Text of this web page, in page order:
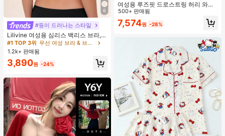
6
#등이 드러나는 스타일
Lilivine 여성용 심리스 백리스 브라,
백리스 디자인의 섹시한 여름 브라, 브
라이덜 브라, 조절 가능한 숄더 스트랩
3개 포함, 편안하고 통기성이 좋으며
결혼식, 공식적인 행사에 적합하며 캐
미솔과 함께 착용할 수 있습니다.
#1 TOP 3위
무선 여성 브라 & 브랄렛
1.2k+ 판매됨
3,890원 -24%
여성용 루즈핏 드로스트링 허리 와이
드 레그 팬츠, 가벼운 통기성 캐주얼
바지, 밀리터리 그린, 여름 봄, 보헤미
안 시크
500+ 판매됨
7,574원 -28%